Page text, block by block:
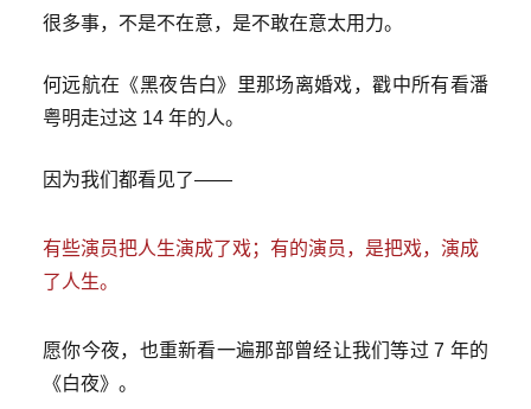
很多事，不是不在意，是不敢在意太用力。
何远航在《黑夜告白》里那场离婚戏，戳中所有看潘
粤明走过这 14 年的人。
因为我们都看见了——
有些演员把人生演成了戏；有的演员，是把戏，演成
了人生。
愿你今夜，也重新看一遍那部曾经让我们等过 7 年的
《白夜》。